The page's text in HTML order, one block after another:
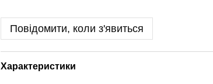
Повідомити, коли з'явиться
Характеристики